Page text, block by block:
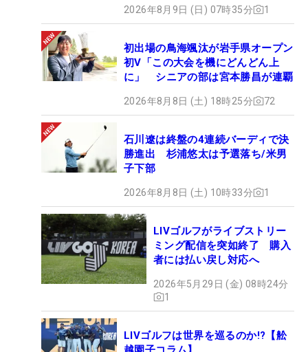
2026年8月9日 (日) 07時35分 1
初出場の鳥海颯汰が岩手県オープン
初V「この大会を機にどんどん上
に」 シニアの部は宮本勝昌が連覇
2026年8月8日 (土) 18時25分 72
石川遼は終盤の4連続バーディで決
勝進出 杉浦悠太は予選落ち/米男
子下部
2026年8月8日 (土) 10時33分 1
LIVゴルフがライブストリー
ミング配信を突如終了 購入
者には払い戻し対応へ
2026年5月29日 (金) 08時24分
1
LIVゴルフは世界を巡るのか!?【舩